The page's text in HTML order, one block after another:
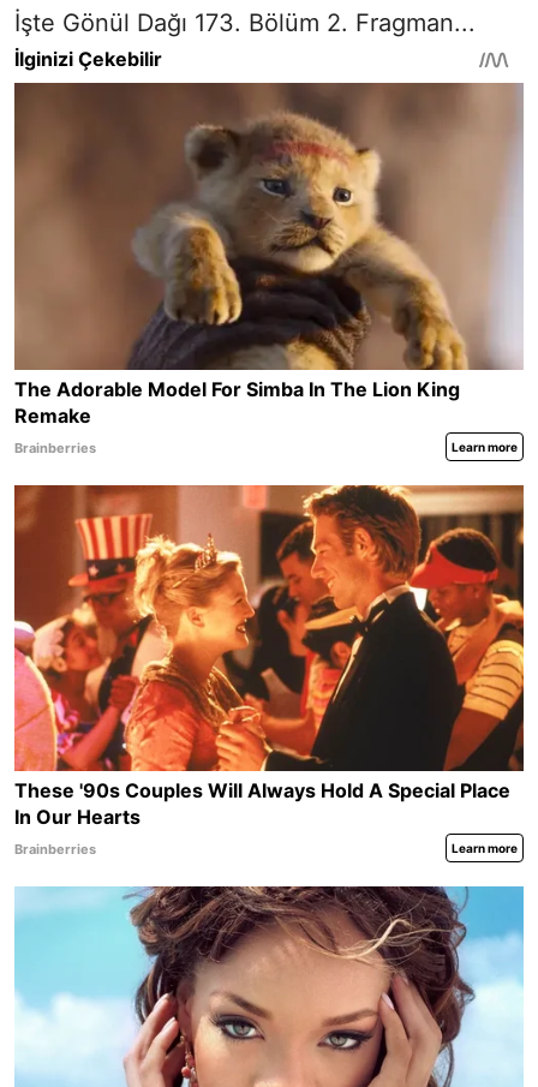
İşte Gönül Dağı 173. Bölüm 2. Fragman...